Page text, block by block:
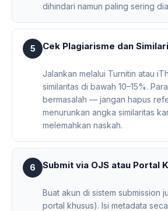
dihindari namun paling sering
5 Cek Plagiarisme dan
Jalankan melalui Turnitin atau
similaritas di bawah 10–15%.
bermasalah — jangan hapus
menurunkan angka similaritas
melemahkan naskah.
6 Submit via OJS atau Portal
Buat akun di sistem submission
portal khusus). Isi metadata